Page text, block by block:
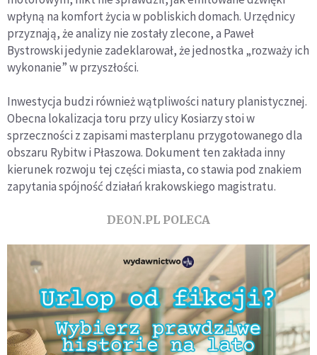
wpłyną na komfort życia w pobliskich domach. Urzędnicy
przyznają, że analizy nie zostały zlecone, a Paweł
Bystrowski jedynie zadeklarował, że jednostka „rozważy ich
wykonanie” w przyszłości.
Inwestycja budzi również wątpliwości natury planistycznej.
Obecna lokalizacja toru przy ulicy Kosiarzy stoi w
sprzeczności z zapisami masterplanu przygotowanego dla
obszaru Rybitw i Płaszowa. Dokument ten zakłada inny
kierunek rozwoju tej części miasta, co stawia pod znakiem
zapytania spójność działań krakowskiego magistratu.
DEON.PL POLECA